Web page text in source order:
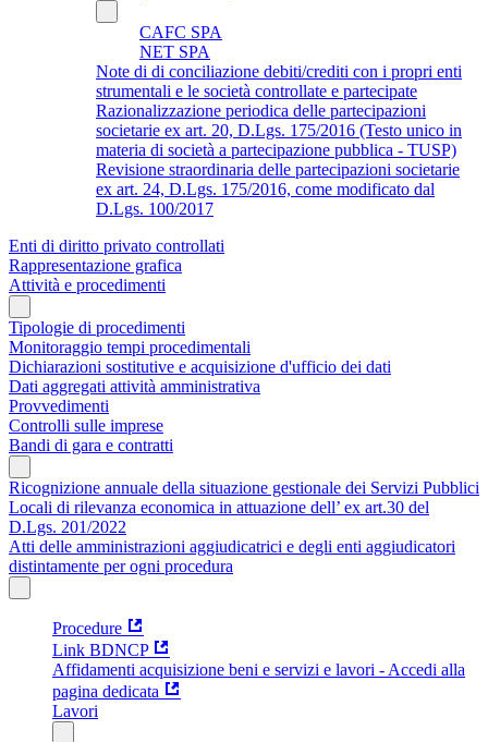
CAFC SPA
NET SPA
Note di di conciliazione debiti/crediti con i propri enti
strumentali e le società controllate e partecipate
Razionalizzazione periodica delle partecipazioni
societarie ex art. 20, D.Lgs. 175/2016 (Testo unico in
materia di società a partecipazione pubblica - TUSP)
Revisione straordinaria delle partecipazioni societarie
ex art. 24, D.Lgs. 175/2016, come modificato dal
D.Lgs. 100/2017
Enti di diritto privato controllati
Rappresentazione grafica
Attività e procedimenti
Tipologie di procedimenti
Monitoraggio tempi procedimentali
Dichiarazioni sostitutive e acquisizione d'ufficio dei dati
Dati aggregati attività amministrativa
Provvedimenti
Controlli sulle imprese
Bandi di gara e contratti
Ricognizione annuale della situazione gestionale dei Servizi Pubblici
Locali di rilevanza economica in attuazione dell’ ex art.30 del
D.Lgs. 201/2022
Atti delle amministrazioni aggiudicatrici e degli enti aggiudicatori
distintamente per ogni procedura
Procedure
Link BDNCP
Affidamenti acquisizione beni e servizi e lavori - Accedi alla
pagina dedicata
Lavori